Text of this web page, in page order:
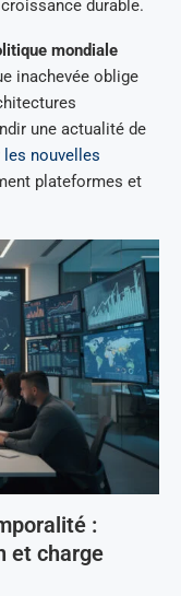
durable.
mondiale
inachevée oblige
une actualité de
les nouvelles
plateformes et
:
et charge